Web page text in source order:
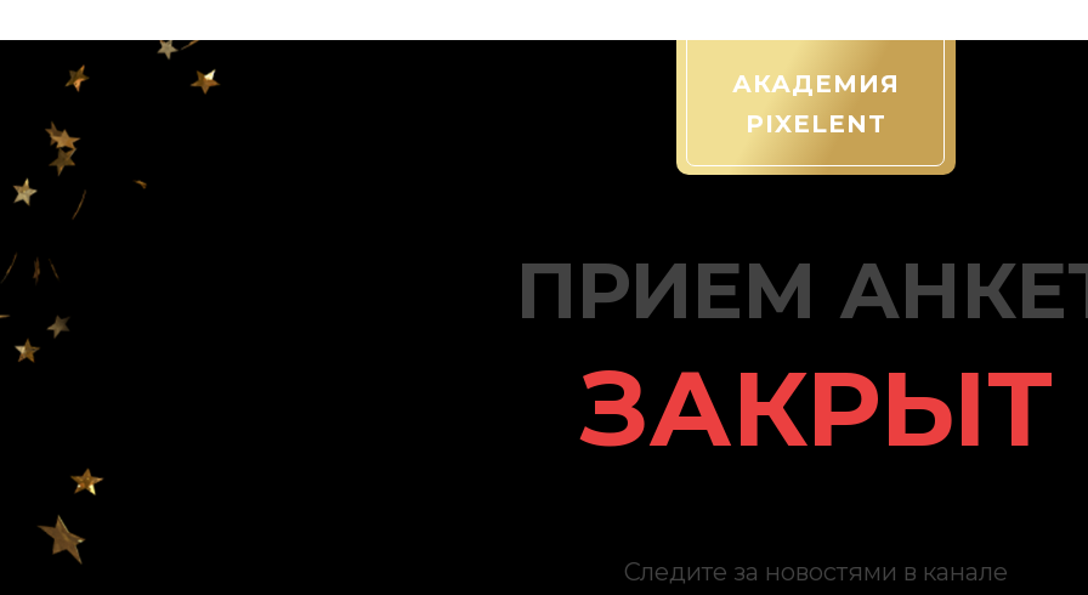
АКАДЕМИЯ
PIXELENT
ЗАКРЫТ
ПРИЕМ
Следите за новостями в канале